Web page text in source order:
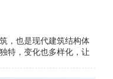
，也是现代建筑结构体
特，变化也多样化，让